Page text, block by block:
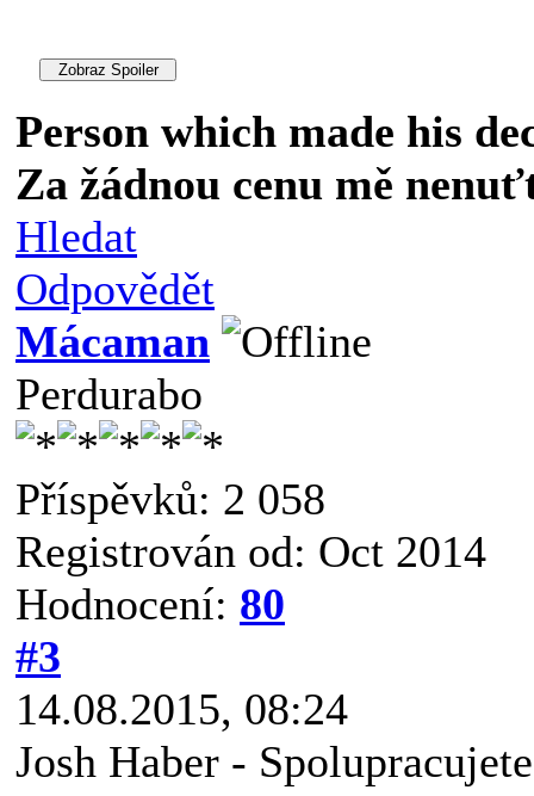
Person which made his
Za žádnou cenu mě
Hledat
Odpovědět
Mácaman
Perdurabo
Příspěvků: 2 058
Registrován od: Oct 2014
Hodnocení: 80
#3
14.08.2015, 08:24
Josh Haber -